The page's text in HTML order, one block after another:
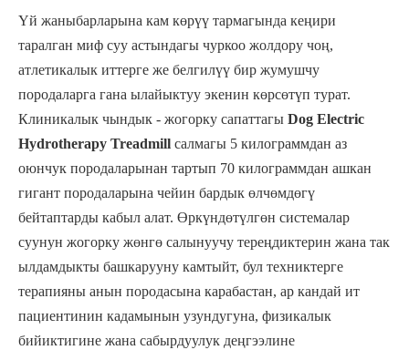
Үй жаныбарларына кам көрүү тармагында кеңири
таралган миф суу астындагы чуркоо жолдору чоң,
атлетикалык иттерге же белгилүү бир жумушчу
породаларга гана ылайыктуу экенин көрсөтүп турат.
Клиникалык чындык - жогорку сапаттагы Dog Electric
Hydrotherapy Treadmill салмагы 5 килограммдан аз
оюнчук породаларынан тартып 70 килограммдан ашкан
гигант породаларына чейин бардык өлчөмдөгү
бейтаптарды кабыл алат. Өркүндөтүлгөн системалар
суунун жогорку жөнгө салынуучу тереңдиктерин жана так
ылдамдыкты башкарууну камтыйт, бул техниктерге
терапияны анын породасына карабастан, ар кандай ит
пациентинин кадамынын узундугуна, физикалык
бийиктигине жана сабырдуулук деңгээлине